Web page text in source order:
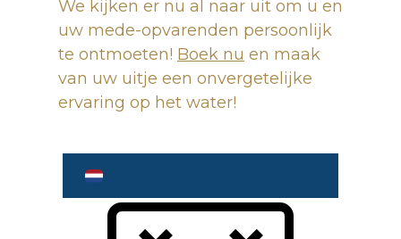
We kijken er nu al naar uit om u en
uw mede-opvarenden persoonlijk
te ontmoeten! Boek nu en maak
van uw uitje een onvergetelijke
ervaring op het water!